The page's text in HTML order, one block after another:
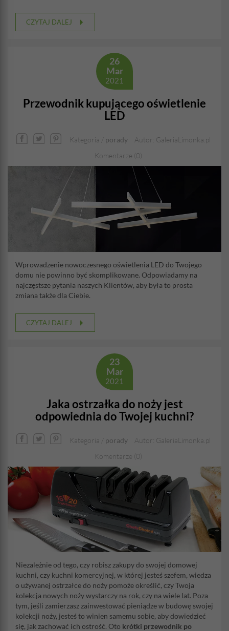
CZYTAJ DALEJ
26
Mar
2021
Przewodnik kupującego oświetlenie
LED
Kategoria / porady
Autor: GaleriaLimonka.pl
Komentarze (0)
Wprowadzenie nowoczesnego oświetlenia LED do Twojego
domu nie powinno być skomplikowane. Odpowiadamy na
najczęstsze pytania naszych Klientów, aby była to prosta
zmiana także dla Ciebie.
CZYTAJ DALEJ
23
Mar
2021
Jaka ostrzałka do noży jest
odpowiednia do Twojej kuchni?
Kategoria / porady
Autor: GaleriaLimonka.pl
Komentarze (0)
Niezależnie od tego, czy robisz zakupy do swojej domowej
kuchni, czy kuchni komercyjnej, w której jesteś szefem, wiedza
o używanej ostrzałce do noży pomoże określić, czy Twoja
kolekcja nowych noży wystarczy na rok, czy na wiele lat. Poza
tym, jeśli zamierzasz zainwestować pieniądze w budowę swojej
kolekcji noży, jesteś to winien samemu sobie, aby dowiedzieć
się, jak zachować ich ostrość. Oto krótki przewodnik po